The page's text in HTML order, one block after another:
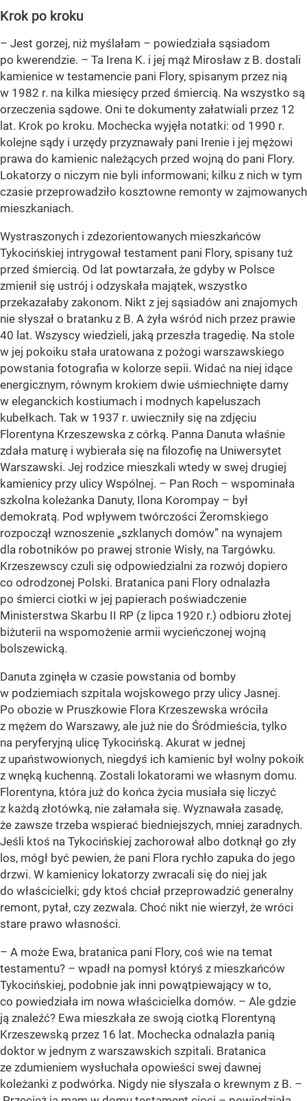
Krok po kroku
– Jest gorzej, niż myślałam – powiedziała sąsiadom
po kwerendzie. – Ta Irena K. i jej mąż Mirosław z B. dostali
kamienice w testamencie pani Flory, spisanym przez nią
w 1982 r. na kilka miesięcy przed śmiercią. Na wszystko są
orzeczenia sądowe. Oni te dokumenty załatwiali przez 12
lat. Krok po kroku. Mochecka wyjęła notatki: od 1990 r.
kolejne sądy i urzędy przyznawały pani Irenie i jej mężowi
prawa do kamienic należących przed wojną do pani Flory.
Lokatorzy o niczym nie byli informowani; kilku z nich w tym
czasie przeprowadziło kosztowne remonty w zajmowanych
mieszkaniach.
Wystraszonych i zdezorientowanych mieszkańców
Tykocińskiej intrygował testament pani Flory, spisany tuż
przed śmiercią. Od lat powtarzała, że gdyby w Polsce
zmienił się ustrój i odzyskała majątek, wszystko
przekazałaby zakonom. Nikt z jej sąsiadów ani znajomych
nie słyszał o bratanku z B. A żyła wśród nich przez prawie
40 lat. Wszyscy wiedzieli, jaką przeszła tragedię. Na stole
w jej pokoiku stała uratowana z pożogi warszawskiego
powstania fotografia w kolorze sepii. Widać na niej idące
energicznym, równym krokiem dwie uśmiechnięte damy
w eleganckich kostiumach i modnych kapeluszach
kubełkach. Tak w 1937 r. uwieczniły się na zdjęciu
Florentyna Krzeszewska z córką. Panna Danuta właśnie
zdała maturę i wybierała się na filozofię na Uniwersytet
Warszawski. Jej rodzice mieszkali wtedy w swej drugiej
kamienicy przy ulicy Wspólnej. – Pan Roch – wspominała
szkolna koleżanka Danuty, Ilona Korompay – był
demokratą. Pod wpływem twórczości Żeromskiego
rozpoczął wznoszenie „szklanych domów” na wynajem
dla robotników po prawej stronie Wisły, na Targówku.
Krzeszewscy czuli się odpowiedzialni za rozwój dopiero
co odrodzonej Polski. Bratanica pani Flory odnalazła
po śmierci ciotki w jej papierach poświadczenie
Ministerstwa Skarbu II RP (z lipca 1920 r.) odbioru złotej
biżuterii na wspomożenie armii wycieńczonej wojną
bolszewicką.
Danuta zginęła w czasie powstania od bomby
w podziemiach szpitala wojskowego przy ulicy Jasnej.
Po obozie w Pruszkowie Flora Krzeszewska wróciła
z mężem do Warszawy, ale już nie do Śródmieścia, tylko
na peryferyjną ulicę Tykocińską. Akurat w jednej
z upaństwowionych, niegdyś ich kamienic był wolny pokoik
z wnęką kuchenną. Zostali lokatorami we własnym domu.
Florentyna, która już do końca życia musiała się liczyć
z każdą złotówką, nie załamała się. Wyznawała zasadę,
że zawsze trzeba wspierać biedniejszych, mniej zaradnych.
Jeśli ktoś na Tykocińskiej zachorował albo dotknął go zły
los, mógł być pewien, że pani Flora rychło zapuka do jego
drzwi. W kamienicy lokatorzy zwracali się do niej jak
do właścicielki; gdy ktoś chciał przeprowadzić generalny
remont, pytał, czy zezwala. Choć nikt nie wierzył, że wróci
stare prawo własności.
– A może Ewa, bratanica pani Flory, coś wie na temat
testamentu? – wpadł na pomysł któryś z mieszkańców
Tykocińskiej, podobnie jak inni powątpiewający w to,
co powiedziała im nowa właścicielka domów. – Ale gdzie
ją znaleźć? Ewa mieszkała ze swoją ciotką Florentyną
Krzeszewską przez 16 lat. Mochecka odnalazła panią
doktor w jednym z warszawskich szpitali. Bratanica
ze zdumieniem wysłuchała opowieści swej dawnej
koleżanki z podwórka. Nigdy nie słyszała o krewnym z B. –